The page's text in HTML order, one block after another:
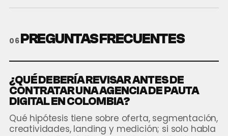
06PREGUNTAS FRECUENTES
¿QUÉ DEBERÍA REVISAR ANTES DE
CONTRATAR UNA AGENCIA DE PAUTA
DIGITAL EN COLOMBIA?
Qué hipótesis tiene sobre oferta, segmentación,
creatividades, landing y medición; si solo habla